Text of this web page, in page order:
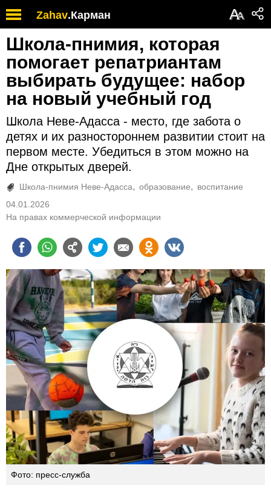
Zahav.Карман АА
Школа-пнимия, которая
помогает репатриантам
выбирать будущее: набор
на новый учебный год
Школа Неве-Адасса - место, где забота о
детях и их разностороннем развитии стоит на
первом месте. Убедиться в этом можно на
Дне открытых дверей.
Школа-пнимия Неве-Адасса образование
воспитание
04.01.2026
На правах коммерческой информации
Фото: пресс-служба